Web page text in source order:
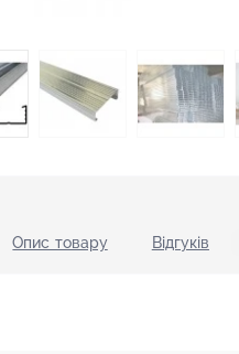
Опис товару Відгуків